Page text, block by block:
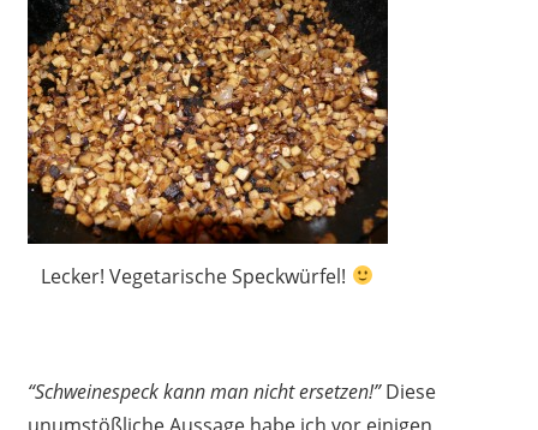
Lecker! Vegetarische Speckwürfel!
“Schweinespeck kann man nicht ersetzen!”Diese